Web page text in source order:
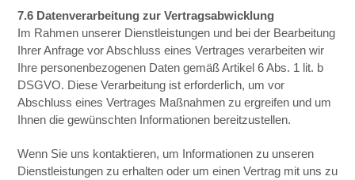
7.6 Datenverarbeitung zur Vertragsabwicklung
Im Rahmen unserer Dienstleistungen und bei der Bearbeitung
Ihrer Anfrage vor Abschluss eines Vertrages verarbeiten wir
Ihre personenbezogenen Daten gemäß Artikel 6 Abs. 1 lit. b
DSGVO. Diese Verarbeitung ist erforderlich, um vor
Abschluss eines Vertrages Maßnahmen zu ergreifen und um
Ihnen die gewünschten Informationen bereitzustellen.
Wenn Sie uns kontaktieren, um Informationen zu unseren
Dienstleistungen zu erhalten oder um einen Vertrag mit uns zu